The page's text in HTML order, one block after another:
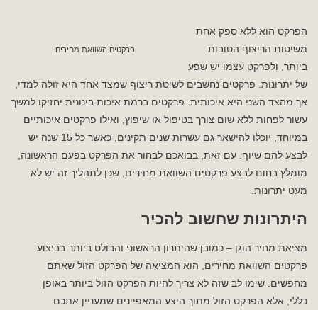
פרקטים השוואת מחירים
הפרקט הוא ללא ספק אחת
משיטות הריצוף הטובות
ביותר, ולפרקט עצמו יש שפע
של יתרונות. פרקטים נחשבים לשיטת ריצוף שמצד אחד היא זולה למדי,
אך מהצד השני היא איכותית. פרקטים ברמת איכות בינונית יחזיקו למשך
עשור לפחות ללא שום צורך בטיפול או שיפוץ, ואילו פרקטים איכותיים
במיוחד, יוכלו להישאר גם עשרות שנים תקינים, כאשר כל 15 שנה יש
לבצע להם שיוף. עם זאת, בבואכם לבחור את הפרקט בפעם הראשונה,
מומלץ בחום לבצע פרקטים השוואת מחירים, שכן לתהליך זה יש לא
מעט יתרונות.
היתרונות שחשוב להכיר
מציאת מחיר הוגן – כמובן שהיתרון הראשוני והבולט ביותר בביצוע
פרקטים השוואת מחירים, הוא המציאה של הפרקט הזול שאתם
מחפשים. שימו לב שזה לא צריך להיות הפרקט הזול ביותר באופן
כללי, אלא הפרקט הזול מתוך היצע המאפיינים שמעניין אתכם.